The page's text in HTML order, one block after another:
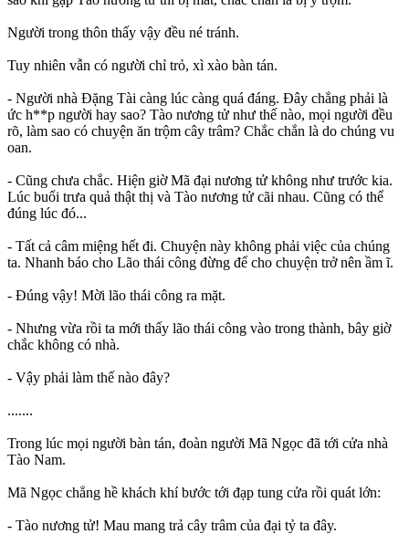
Người trong thôn thấy vậy đều né tránh.
Tuy nhiên vẫn có người chỉ trỏ, xì xào bàn tán.
- Người nhà Đặng Tài càng lúc càng quá đáng. Đây chẳng phải là
ức h**p người hay sao? Tào nương tử như thế nào, mọi người đều
rõ, làm sao có chuyện ăn trộm cây trâm? Chắc chắn là do chúng vu
oan.
- Cũng chưa chắc. Hiện giờ Mã đại nương tử không như trước kia.
Lúc buổi trưa quả thật thị và Tào nương tử cãi nhau. Cũng có thể
đúng lúc đó...
- Tất cả câm miệng hết đi. Chuyện này không phải việc của chúng
ta. Nhanh báo cho Lão thái công đừng để cho chuyện trở nên ầm ĩ.
- Đúng vậy! Mời lão thái công ra mặt.
- Nhưng vừa rồi ta mới thấy lão thái công vào trong thành, bây giờ
chắc không có nhà.
- Vậy phải làm thế nào đây?
.......
Trong lúc mọi người bàn tán, đoàn người Mã Ngọc đã tới cửa nhà
Tào Nam.
Mã Ngọc chẳng hề khách khí bước tới đạp tung cửa rồi quát lớn:
- Tào nương tử! Mau mang trả cây trâm của đại tỷ ta đây.